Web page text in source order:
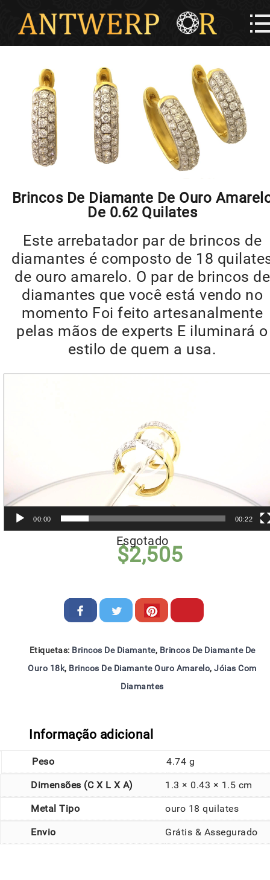
Brincos De Diamante De Ouro
De 0.62 Quilates
Este arrebatador par de brincos de
diamantes é composto de 18
de ouro amarelo. O par de brincos de
diamantes que você está vendo no
momento Foi feito artesanalmente
pelas mãos de experts E iluminará o
estilo de quem a usa.
vídeo
00:00 00:22
$2,505
Esgotado
Etiquetas: Brincos De Diamante, Brincos De Diamante De
Ouro 18k, Brincos De Diamante Ouro Amarelo,Jóias Com
Diamantes
Informação adicional
Peso 4.74 g
Dimensões (C X L X A) 1.3 × 0.43 × 1.5 cm
Metal Tipo ouro 18 quilates
Envio Grátis & Assegurado